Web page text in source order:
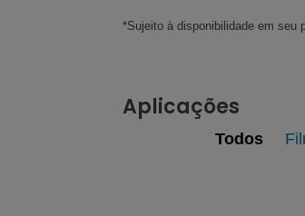
*Sujeito à disponibilidade em seu
Aplicações
Todos